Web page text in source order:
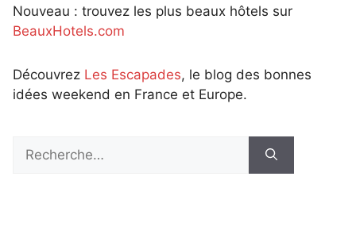
Nouveau : trouvez les plus beaux hôtels sur
BeauxHotels.com
Découvrez Les Escapades, le blog des bonnes
idées weekend en France et Europe.